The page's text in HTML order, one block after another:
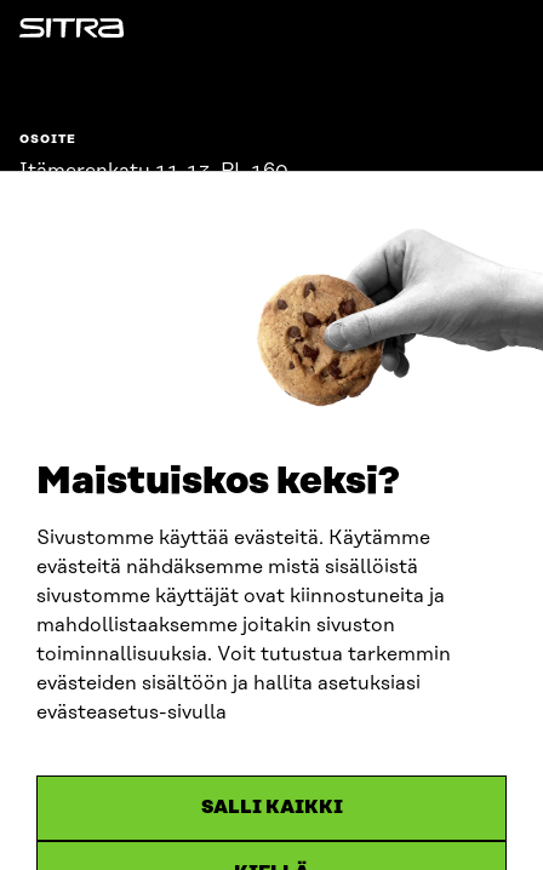
Maistuiskos keksi?
Sivustomme käyttää evästeitä. Käytämme
evästeitä nähdäksemme mistä sisällöistä
sivustomme käyttäjät ovat kiinnostuneita ja
mahdollistaaksemme joitakin sivuston
toiminnallisuuksia. Voit tutustua tarkemmin
evästeiden sisältöön ja hallita asetuksiasi
evästeasetus-sivulla
SALLI KAIKKI
Sitra
OSOITE
Itämerenkatu 11-13, PL 160,
SITRA SOSIAALISESSA MEDIASSA
LinkedIn
Instagram
YouTube